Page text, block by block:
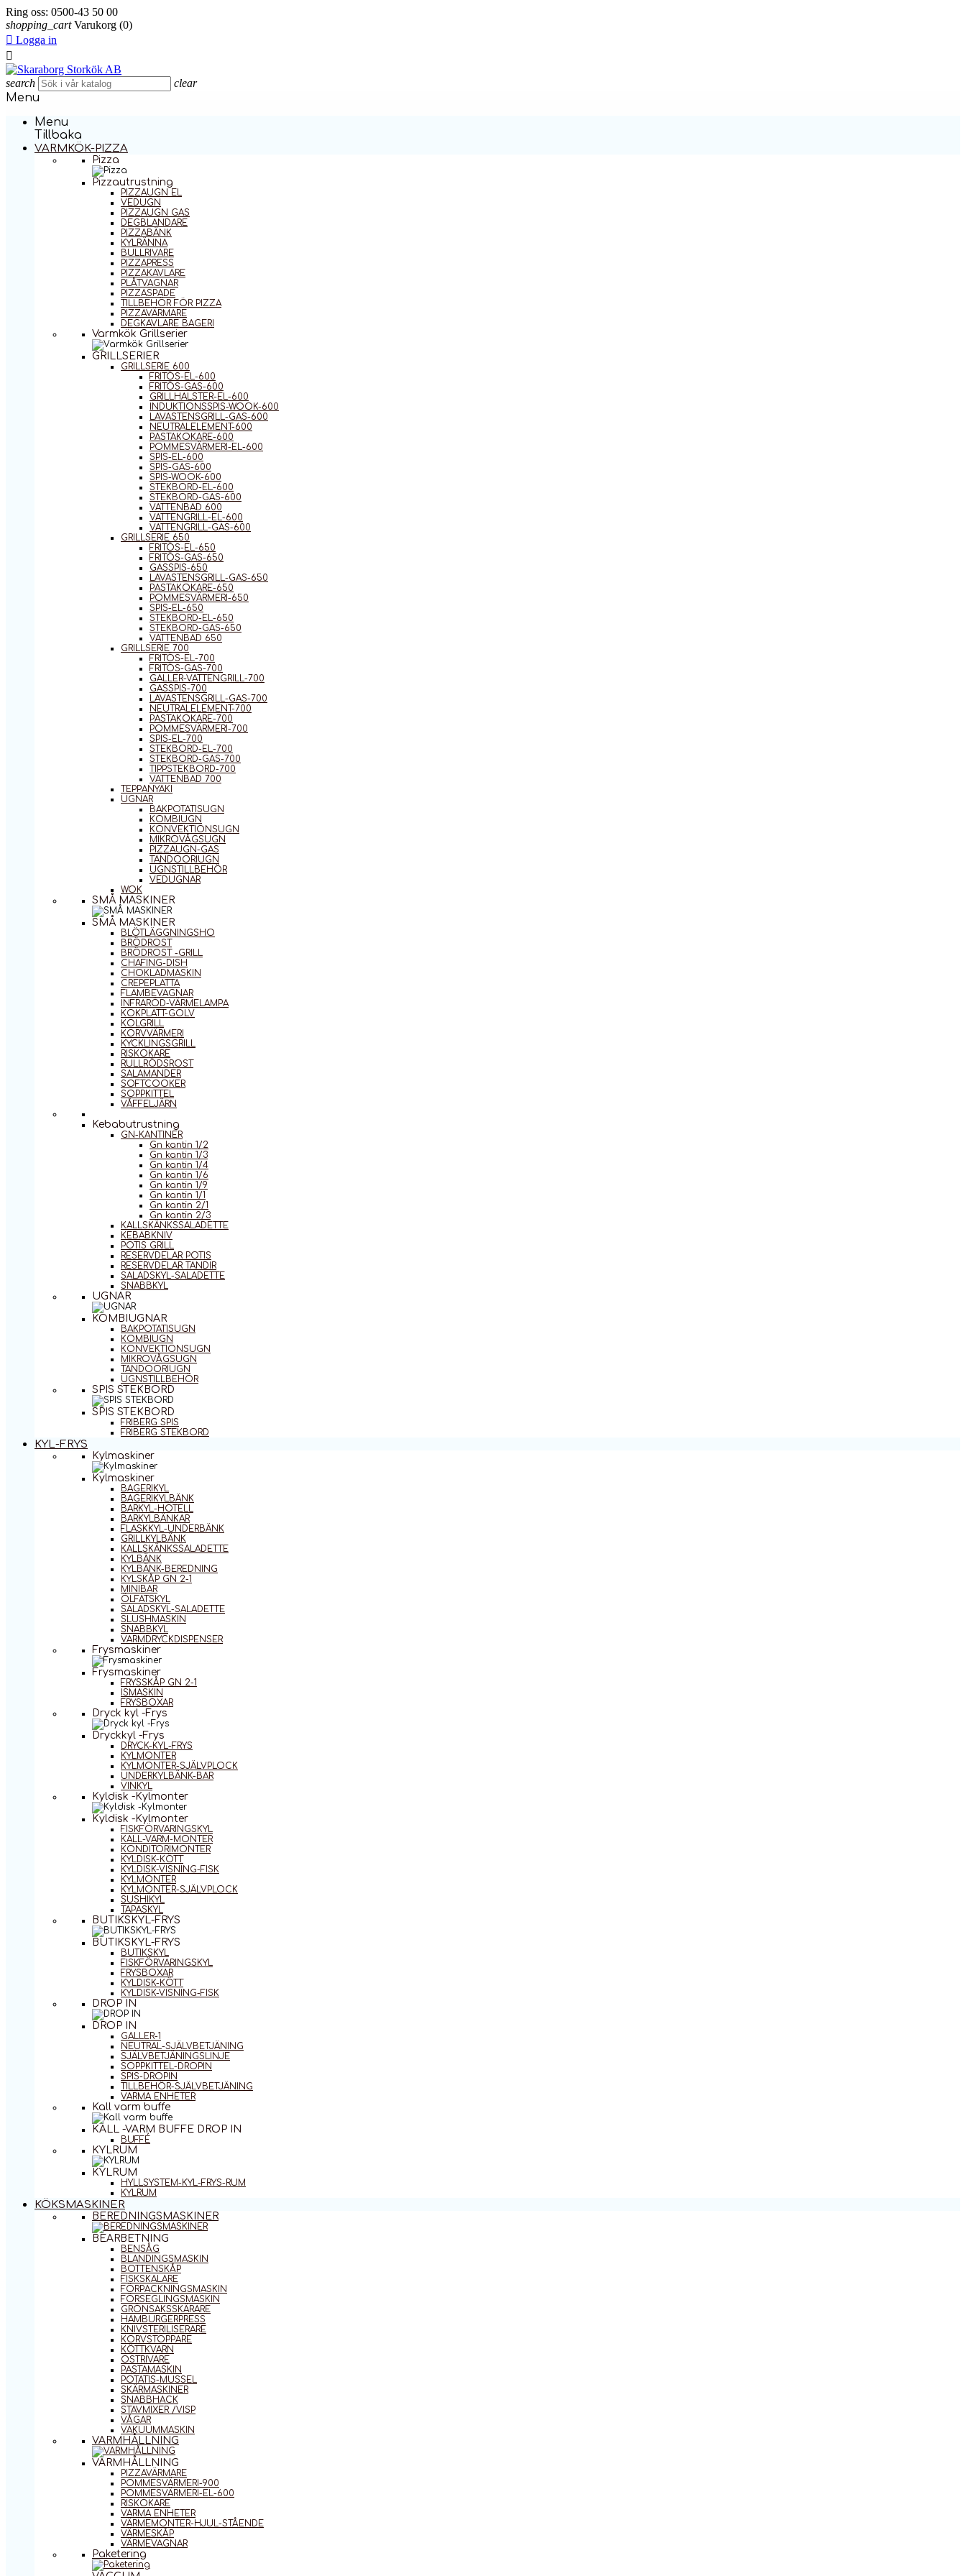
Ring oss: 0500-43 50 00
shopping_cart Varukorg (0)
 Logga in

search clear
Menu
Menu
Tillbaka
VARMKÖK-PIZZA
Pizza
Pizzautrustning
PIZZAUGN EL
VEDUGN
PIZZAUGN GAS
DEGBLANDARE
PIZZABÄNK
KYLRÄNNA
BULLRIVARE
PIZZAPRESS
PIZZAKAVLARE
PLÅTVAGNAR
PIZZASPADE
TILLBEHÖR FÖR PIZZA
PIZZAVÄRMARE
DEGKAVLARE BAGERI
Varmkök Grillserier
GRILLSERIER
GRILLSERIE 600
FRITÖS-EL-600
FRITÖS-GAS-600
GRILLHALSTER-EL-600
INDUKTIONSSPIS-WOOK-600
LAVASTENSGRILL-GAS-600
NEUTRALELEMENT-600
PASTAKOKARE-600
POMMESVÄRMERI-EL-600
SPIS-EL-600
SPIS-GAS-600
SPIS-WOOK-600
STEKBORD-EL-600
STEKBORD-GAS-600
VATTENBAD 600
VATTENGRILL-EL-600
VATTENGRILL-GAS-600
GRILLSERIE 650
FRITÖS-EL-650
FRITÖS-GAS-650
GASSPIS-650
LAVASTENSGRILL-GAS-650
PASTAKOKARE-650
POMMESVÄRMERI-650
SPIS-EL-650
STEKBORD-EL-650
STEKBORD-GAS-650
VATTENBAD 650
GRILLSERIE 700
FRITÖS-EL-700
FRITÖS-GAS-700
GALLER-VATTENGRILL-700
GASSPIS-700
LAVASTENSGRILL-GAS-700
NEUTRALELEMENT-700
PASTAKOKARE-700
POMMESVÄRMERI-700
SPIS-EL-700
STEKBORD-EL-700
STEKBORD-GAS-700
TIPPSTEKBORD-700
VATTENBAD 700
TEPPANYAKI
UGNAR
BAKPOTATISUGN
KOMBIUGN
KONVEKTIONSUGN
MIKROVÅGSUGN
PIZZAUGN-GAS
TANDOORIUGN
UGNSTILLBEHÖR
VEDUGNAR
WOK
SMÅ MASKINER
SMÅ MASKINER
BLÖTLÄGGNINGSHO
BRÖDROST
BRÖDROST -GRILL
CHAFING-DISH
CHOKLADMASKIN
CREPEPLATTA
FLAMBEVAGNAR
INFRARÖD-VÄRMELAMPA
KOKPLATT-GOLV
KOLGRILL
KORVVÄRMERI
KYCKLINGSGRILL
RISKOKARE
RULLRÖDSROST
SALAMANDER
SOFTCOOKER
SOPPKITTEL
VÅFFELJÄRN
Kebabutrustning
GN-KANTINER
Gn kantin 1/2
Gn kantin 1/3
Gn kantin 1/4
Gn kantin 1/6
Gn kantin 1/9
Gn kantin 1/1
Gn kantin 2/1
Gn kantin 2/3
KALLSKÄNKSSALADETTE
KEBABKNIV
POTIS GRILL
RESERVDELAR POTIS
RESERVDELAR TANDIR
SALADSKYL-SALADETTE
SNABBKYL
UGNAR
KOMBIUGNAR
BAKPOTATISUGN
KOMBIUGN
KONVEKTIONSUGN
MIKROVÅGSUGN
TANDOORIUGN
UGNSTILLBEHÖR
SPIS STEKBORD
SPIS STEKBORD
FRIBERG SPIS
FRIBERG STEKBORD
KYL-FRYS
Kylmaskiner
Kylmaskiner
BAGERIKYL
BAGERIKYLBÄNK
BARKYL-HOTELL
BARKYLBÄNKAR
FLASKKYL-UNDERBÄNK
GRILLKYLBÄNK
KALLSKÄNKSSALADETTE
KYLBÄNK
KYLBÄNK-BEREDNING
KYLSKÅP GN 2-1
MINIBAR
ÖLFATSKYL
SALADSKYL-SALADETTE
SLUSHMASKIN
SNABBKYL
VARMDRYCKDISPENSER
Frysmaskiner
Frysmaskiner
FRYSSKÅP GN 2-1
ISMASKIN
FRYSBOXAR
Dryck kyl -Frys
Dryckkyl -Frys
DRYCK-KYL-FRYS
KYLMONTER
KYLMONTER-SJÄLVPLOCK
UNDERKYLBÄNK-BAR
VINKYL
Kyldisk -Kylmonter
Kyldisk -Kylmonter
FISKFÖRVARINGSKYL
KALL-VARM-MONTER
KONDITORIMONTER
KYLDISK-KÖTT
KYLDISK-VISNING-FISK
KYLMONTER
KYLMONTER-SJÄLVPLOCK
SUSHIKYL
TAPASKYL
BUTIKSKYL-FRYS
BUTIKSKYL-FRYS
BUTIKSKYL
FISKFÖRVARINGSKYL
FRYSBOXAR
KYLDISK-KÖTT
KYLDISK-VISNING-FISK
DROP IN
DROP IN
GALLER-1
NEUTRAL-SJÄLVBETJÄNING
SJÄLVBETJÄNINGSLINJE
SOPPKITTEL-DROPIN
SPIS-DROPIN
TILLBEHÖR-SJÄLVBETJÄNING
VARMA ENHETER
Kall varm buffe
KALL -VARM BUFFE DROP IN
BUFFÉ
KYLRUM
KYLRUM
HYLLSYSTEM-KYL-FRYS-RUM
KYLRUM
KÖKSMASKINER
BEREDNINGSMASKINER
BEARBETNING
BENSÅG
BLANDINGSMASKIN
BOTTENSKÅP
FISKSKALARE
FÖRPACKNINGSMASKIN
FÖRSEGLINGSMASKIN
GRÖNSAKSSKÄRARE
HAMBURGERPRESS
KNIVSTERILISERARE
KORVSTOPPARE
KÖTTKVARN
OSTRIVARE
PASTAMASKIN
POTATIS-MUSSEL
SKÄRMASKINER
SNABBHACK
STAVMIXER /VISP
VÅGAR
VAKUUMMASKIN
VARMHÅLLNING
VARMHÅLLNING
PIZZAVÄRMARE
POMMESVÄRMERI-900
POMMESVÄRMERI-EL-600
RISKOKARE
VARMA ENHETER
VÄRMEMONTER-HJUL-STÅENDE
VÄRMESKÅP
VÄRMEVAGNAR
Paketering